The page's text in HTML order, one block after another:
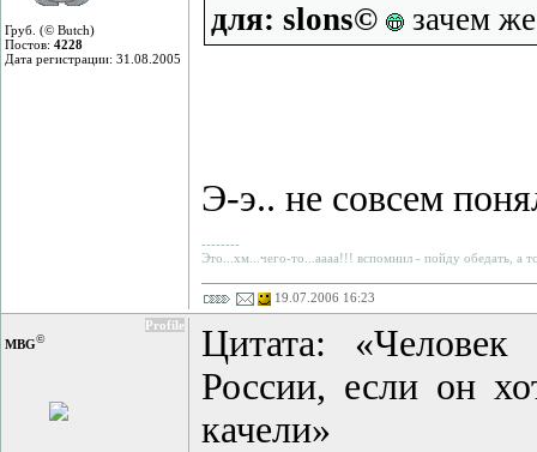
Груб. (© Butch)
Постов: 4228
Дата регистрации: 31.08.2005
для: slons© зачем
Э-э.. не совсем
--------
Это...хм...чего-то...аааа!!! вспомнил - пойду обедать, а
19.07.2006 16:23
Profile
MBG©
Цитата:
России, если он
качели»